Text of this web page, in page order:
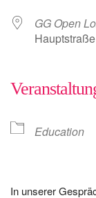
GG Open
Education
In unserer